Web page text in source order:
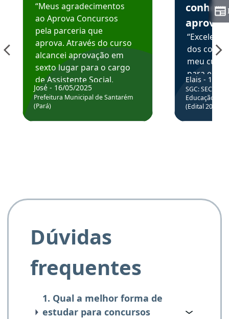
“Meus agradecimentos
ao Aprova Concursos
pela parceria que
aprova. Através do curso
alcancei aprovação em
sexto lugar para o cargo
de Assistente Social.
Hoje estou atuando na
Prefeitura de Santarém.
José - 16/05/2025
Prefeitura Municipal de Santarém
(Pará)
aprova
dos
meu
para
colocar
através
de
Elais - 15/
SGC: SEC BA
Educação
(Edital
Dúvidas
frequentes
1. Qual a melhor forma de
estudar para concursos